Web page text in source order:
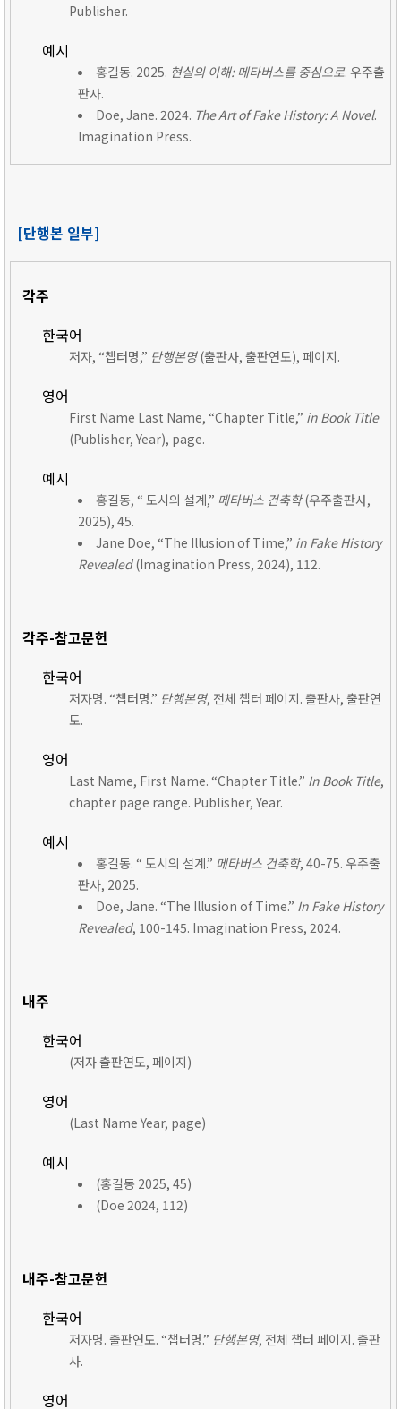
Publisher.
예시
홍길동. 2025. 현실의 이해: 메타버스를 중심으로. 우주출
판사.
Doe, Jane. 2024. The Art of Fake History: A Novel.
Imagination Press.
[단행본 일부]
각주
한국어
저자, “챕터명,” 단행본명(출판사, 출판연도), 페이지.
영어
First Name Last Name, “Chapter Title,” in Book Title
(Publisher, Year), page.
예시
홍길동, “ 도시의 설계,” 메타버스 건축학(우주출판사,
2025), 45.
Jane Doe, “The Illusion of Time,” in Fake History
Revealed(Imagination Press, 2024), 112.
각주-참고문헌
한국어
저자명. “챕터명.” 단행본명, 전체 챕터 페이지. 출판사, 출판연
도.
영어
Last Name, First Name. “Chapter Title.” In Book Title,
chapter page range. Publisher, Year.
예시
홍길동. “ 도시의 설계.” 메타버스 건축학, 40-75. 우주출
판사, 2025.
Doe, Jane. “The Illusion of Time.” In Fake History
Revealed, 100-145. Imagination Press, 2024.
내주
한국어
(저자 출판연도, 페이지)
영어
(Last Name Year, page)
예시
(홍길동 2025, 45)
(Doe 2024, 112)
내주-참고문헌
한국어
저자명. 출판연도. “챕터명.” 단행본명, 전체 챕터 페이지. 출판
사.
영어